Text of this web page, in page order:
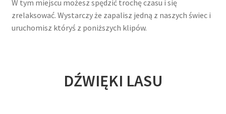
KONTAKT
W tym miejscu możesz spędzić trochę czasu i się
zrelaksować. Wystarczy że zapalisz jedną z naszych świec i
uruchomisz któryś z poniższych klipów.
DŹWIĘKI LASU